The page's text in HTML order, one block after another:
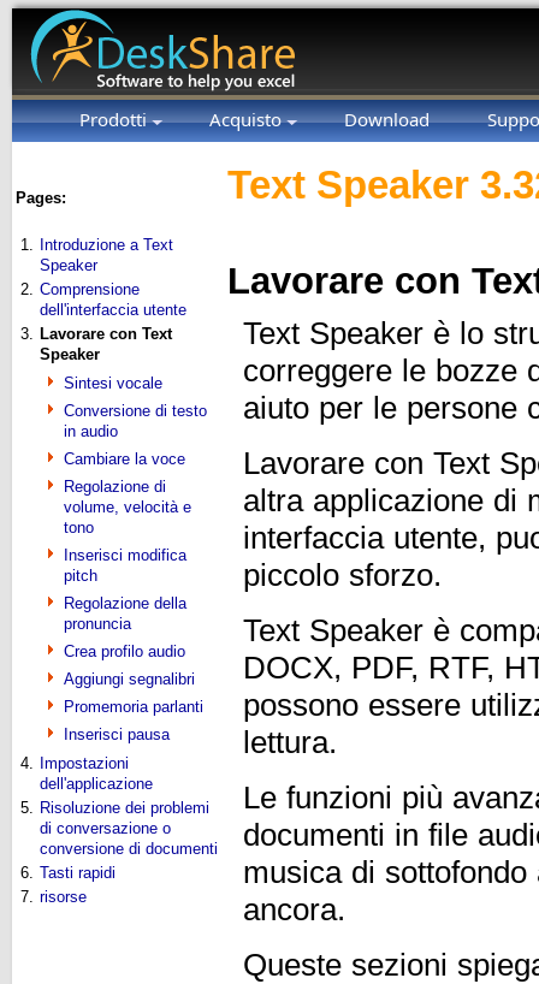
Prodotti Acquisto Download
Pages:
1.
Introduzione a Text
Speaker
2. Comprensione
dell'interfaccia utente
3. Lavorare con Text
Speaker
Sintesi vocale
Conversione di testo
in audio
Cambiare la voce
Regolazione di
volume, velocità e
tono
Inserisci modifica
pitch
Regolazione della
pronuncia
Crea profilo audio
Aggiungi segnalibri
Promemoria parlanti
Inserisci pausa
4.
Impostazioni
dell'applicazione
5. Risoluzione dei problemi
di conversazione o
conversione di documenti
6. Tasti rapidi
7. risorse
Text Speaker
Lavorare con
Text Speaker è lo
correggere le bozze
aiuto per le persone
Lavorare con Text
altra applicazione di
interfaccia utente,
piccolo sforzo.
Text Speaker è
DOCX, PDF, RTF,
possono essere
lettura.
Le funzioni più
documenti in file
musica di
ancora.
Queste sezioni